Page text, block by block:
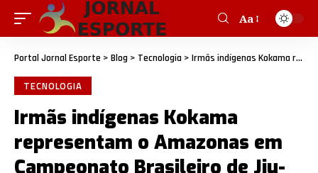
Aa
Portal Jornal Esporte > Blog > Tecnologia > Irmãs indígenas Kokama representam o Amazonas em Campeonato Brasileiro de Jiu-Jitsu
TECNOLOGIA
Irmãs indígenas Kokama
representam o Amazonas em
Campeonato Brasileiro de Jiu-